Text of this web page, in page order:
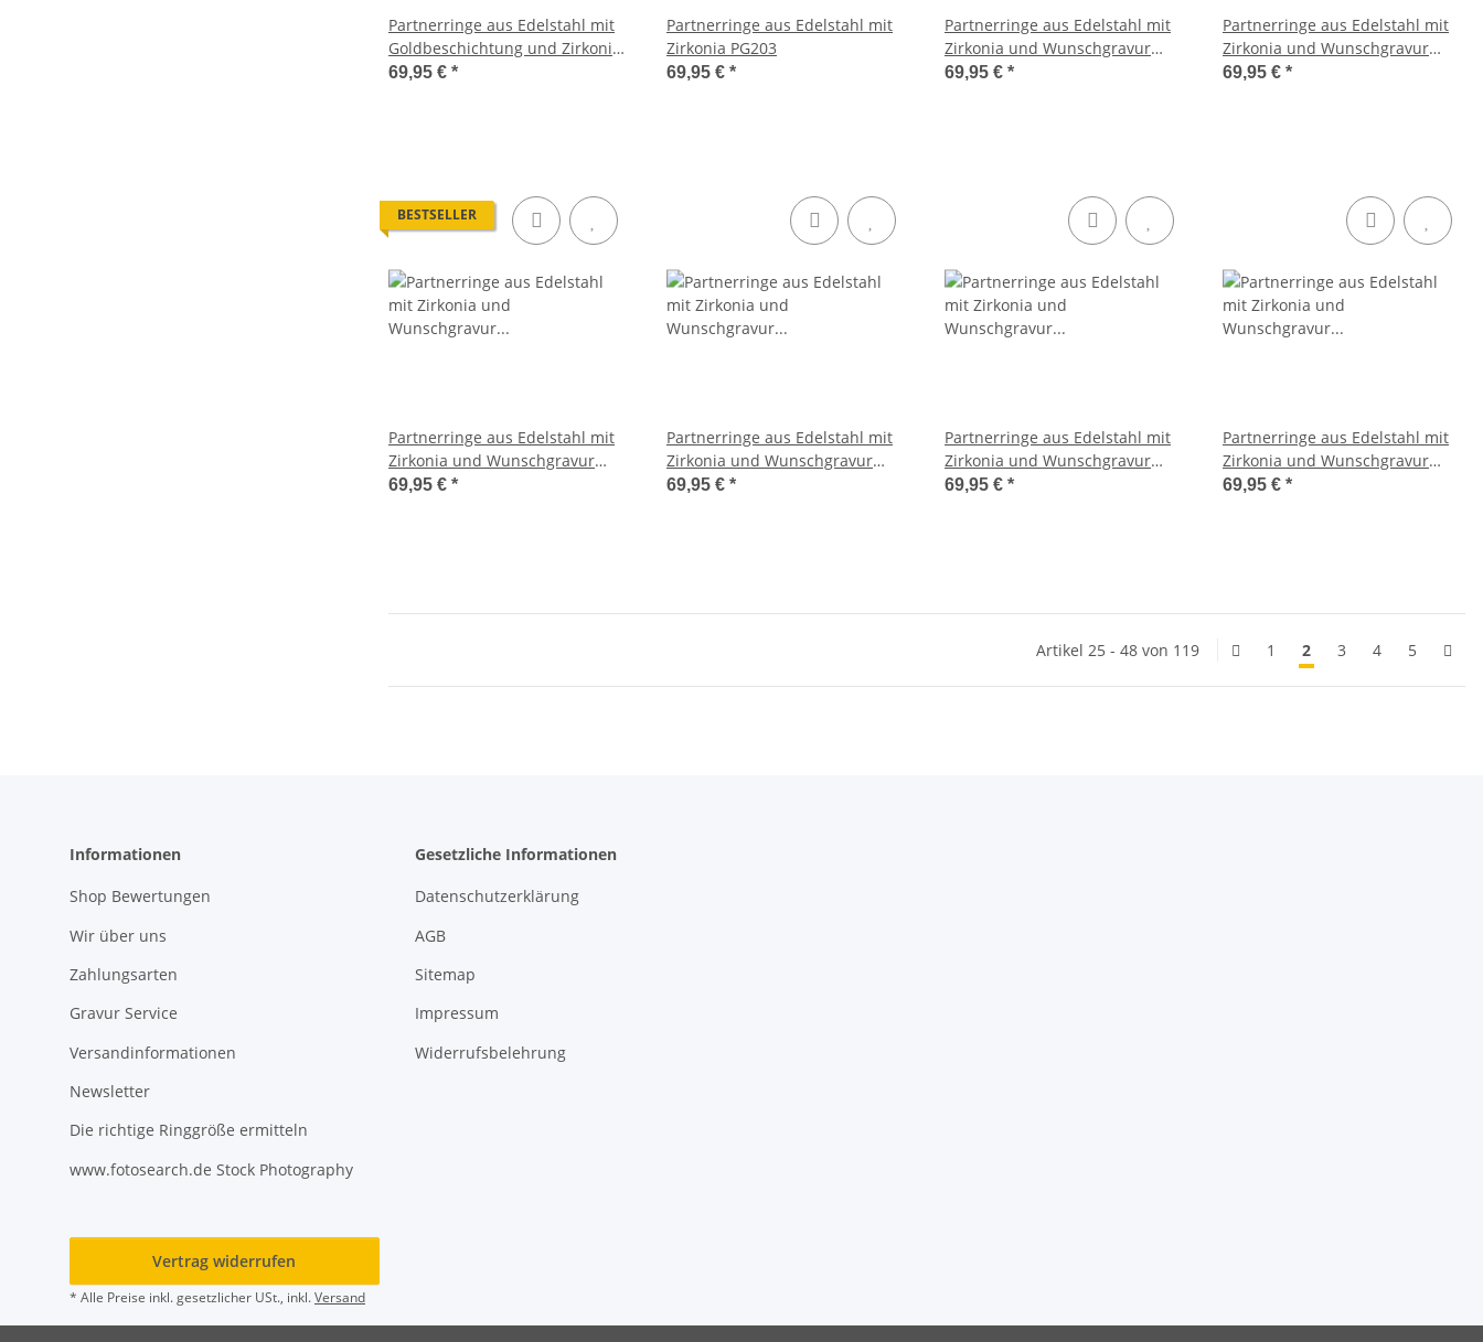
Partnerringe aus Edelstahl mit
Goldbeschichtung und Zirkonias
P301
69,95 € *
Partnerringe aus Edelstahl mit
Zirkonia PG203
69,95 € *
Partnerringe aus Edelstahl mit
Zirkonia und Wunschgravur
AB1002
69,95 € *
Partnerringe aus Edelstahl mit
Zirkonia und Wunschgravur
AB1006
69,95 € *
BESTSELLER
Partnerringe aus Edelstahl mit
Zirkonia und Wunschgravur
AB1482
69,95 € *
Partnerringe aus Edelstahl mit
Zirkonia und Wunschgravur
AB1756
69,95 € *
Partnerringe aus Edelstahl mit
Zirkonia und Wunschgravur
AB1760
69,95 € *
Partnerringe aus Edelstahl mit
Zirkonia und Wunschgravur
AB1766
69,95 € *
Artikel 25 - 48 von 119 1 2 3 4 5
Informationen
Shop Bewertungen
Wir über uns
Zahlungsarten
Gravur Service
Versandinformationen
Newsletter
Die richtige Ringgröße ermitteln
www.fotosearch.de Stock Photography
Gesetzliche Informationen
Datenschutzerklärung
AGB
Sitemap
Impressum
Widerrufsbelehrung
Vertrag widerrufen
* Alle Preise inkl. gesetzlicher USt., inkl.Versand